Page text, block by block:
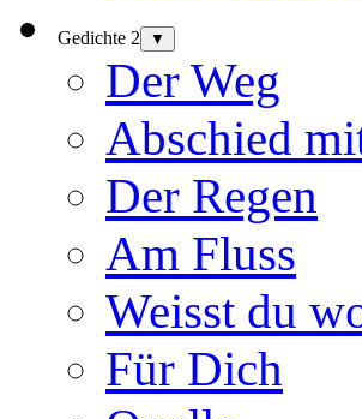
Gedichte 2 ▼
Der Weg
Abschied
Der Regen
Am Fluss
Weisst du
Für Dich